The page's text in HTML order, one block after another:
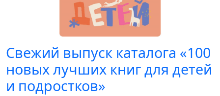
Свежий выпуск каталога «100
новых лучших книг для детей
и подростков»